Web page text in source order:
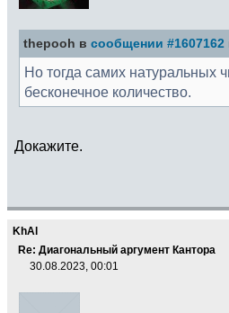
thepooh в сообщении #1607162
Но тогда самих натуральных
бесконечное количество.
Докажите.
KhAl
Re: Диагональный аргумент Кантора
30.08.2023, 00:01